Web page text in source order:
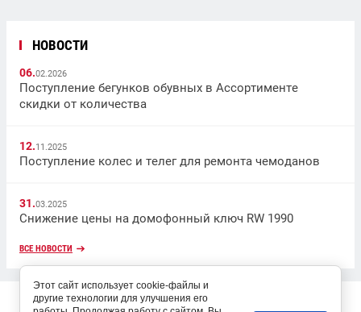
НОВОСТИ
06.02.2026
Поступление бегунков обувных в Ассортименте
скидки от количества
12.11.2025
Поступление колес и телег для ремонта чемоданов
31.03.2025
Снижение цены на домофонный ключ RW 1990
ВСЕ НОВОСТИ
Copyright © 2017
Этот сайт использует cookie-файлы и
другие технологии для улучшения его